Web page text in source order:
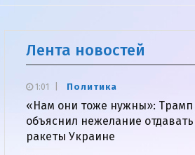
Лента новостей
Политика
«Нам они тоже нужны»: Трамп
объяснил нежелание отдавать
ракеты Украине
1:01